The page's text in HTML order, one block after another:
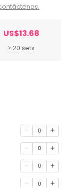
US$13.68
≥ 20 sets
0
0
0
0